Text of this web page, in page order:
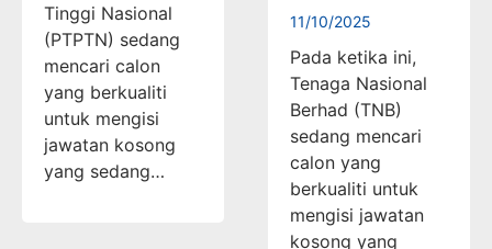
Tinggi Nasional
(PTPTN) sedang
mencari calon
yang berkualiti
untuk mengisi
jawatan kosong
yang sedang…
11/10/2025
Pada ketika ini,
Tenaga Nasional
Berhad (TNB)
sedang mencari
calon yang
berkualiti untuk
mengisi jawatan
kosong yang